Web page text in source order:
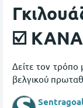
☑️
Δείτε τον
βελγικού